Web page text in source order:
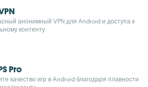
анонимный VPN для Android и доступа к
контенту
Pro
качество игр в Android благодаря плавности